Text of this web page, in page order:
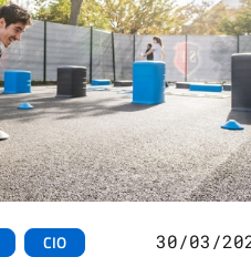
CIO 30/03/